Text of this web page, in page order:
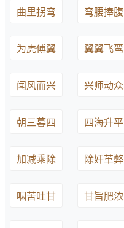
曲里拐弯 弯腰捧腹
为虎傅翼 翼翼飞鸾
闻风而兴 兴师动众
朝三暮四 四海升平
加减乘除 除奸革弊
咽苦吐甘 甘旨肥浓